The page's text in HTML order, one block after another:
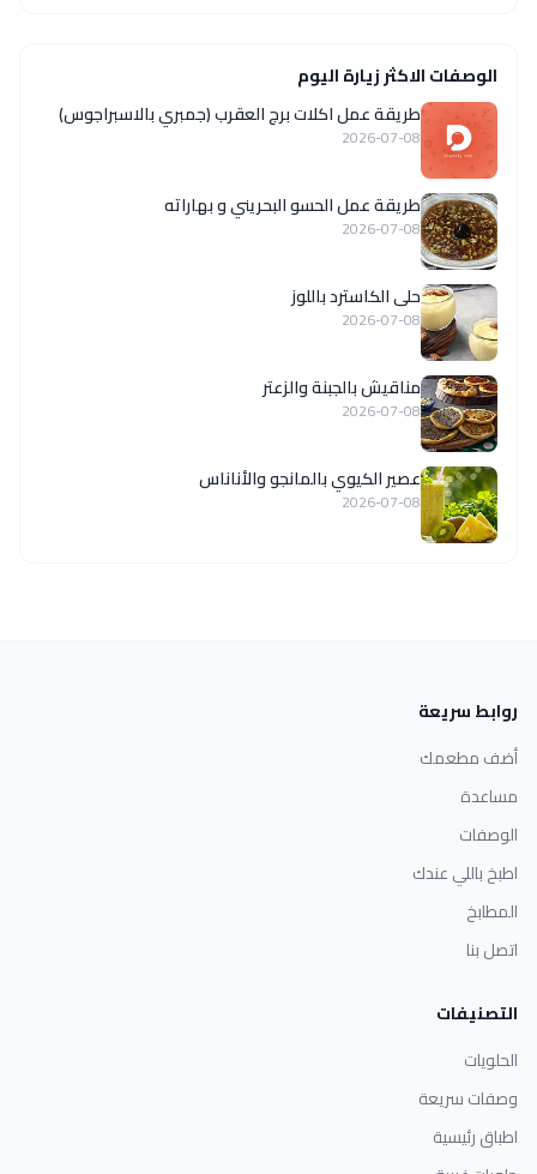
الوصفات الاكثر زيارة اليوم
طريقة عمل اكلات برج العقرب (جمبري بالاسبراجوس)
2026-07-08
طريقة عمل الحسو البحريني و بهاراته
2026-07-08
حلى الكاسترد باللوز
2026-07-08
مناقيش بالجبنة والزعتر
2026-07-08
عصير الكيوي بالمانجو والأناناس
2026-07-08
روابط سريعة
أضف مطعمك
مساعدة
الوصفات
اطبخ باللي عندك
المطابخ
اتصل بنا
التصنيفات
الحلويات
وصفات سريعة
اطباق رئيسية